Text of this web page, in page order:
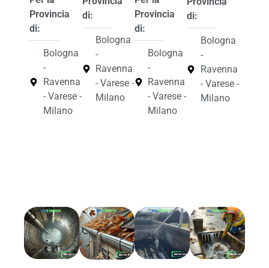
Provincia
di:
Bologna
-
Ravenna
- Varese -
Milano
di:
Bologna
-
Ravenna
- Varese -
Milano
Provincia
di:
Bologna
-
Ravenna
- Varese -
Milano
di:
Bologna
-
Ravenna
- Varese -
Milano